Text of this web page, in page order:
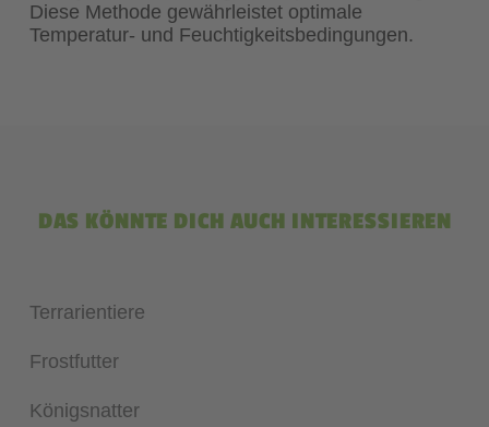
Diese Methode gewährleistet optimale
Temperatur- und Feuchtigkeitsbedingungen.
DAS KÖNNTE DICH AUCH INTERESSIEREN
Terrarientiere
Frostfutter
Königsnatter